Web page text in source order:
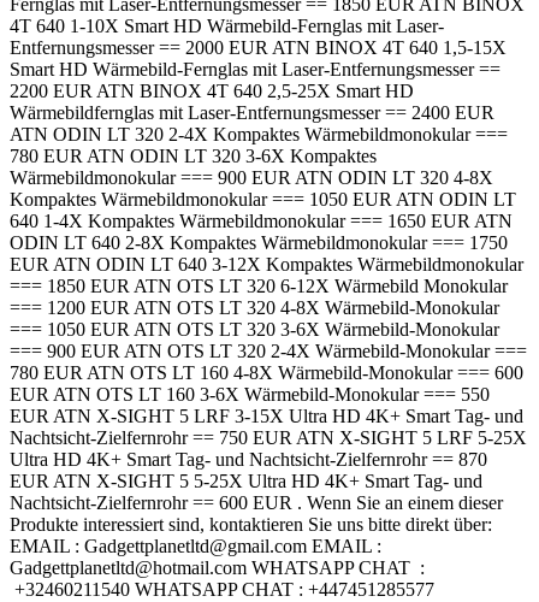
Fernglas mit Laser-Entfernungsmesser == 1850 EUR ATN BINOX
4T 640 1-10X Smart HD Wärmebild-Fernglas mit Laser-
Entfernungsmesser == 2000 EUR ATN BINOX 4T 640 1,5-15X
Smart HD Wärmebild-Fernglas mit Laser-Entfernungsmesser ==
2200 EUR ATN BINOX 4T 640 2,5-25X Smart HD
Wärmebildfernglas mit Laser-Entfernungsmesser == 2400 EUR
ATN ODIN LT 320 2-4X Kompaktes Wärmebildmonokular ===
780 EUR ATN ODIN LT 320 3-6X Kompaktes
Wärmebildmonokular === 900 EUR ATN ODIN LT 320 4-8X
Kompaktes Wärmebildmonokular === 1050 EUR ATN ODIN LT
640 1-4X Kompaktes Wärmebildmonokular === 1650 EUR ATN
ODIN LT 640 2-8X Kompaktes Wärmebildmonokular === 1750
EUR ATN ODIN LT 640 3-12X Kompaktes Wärmebildmonokular
=== 1850 EUR ATN OTS LT 320 6-12X Wärmebild Monokular
=== 1200 EUR ATN OTS LT 320 4-8X Wärmebild-Monokular
=== 1050 EUR ATN OTS LT 320 3-6X Wärmebild-Monokular
=== 900 EUR ATN OTS LT 320 2-4X Wärmebild-Monokular ===
780 EUR ATN OTS LT 160 4-8X Wärmebild-Monokular === 600
EUR ATN OTS LT 160 3-6X Wärmebild-Monokular === 550
EUR ATN X-SIGHT 5 LRF 3-15X Ultra HD 4K+ Smart Tag- und
Nachtsicht-Zielfernrohr == 750 EUR ATN X-SIGHT 5 LRF 5-25X
Ultra HD 4K+ Smart Tag- und Nachtsicht-Zielfernrohr == 870
EUR ATN X-SIGHT 5 5-25X Ultra HD 4K+ Smart Tag- und
Nachtsicht-Zielfernrohr == 600 EUR . Wenn Sie an einem dieser
Produkte interessiert sind, kontaktieren Sie uns bitte direkt über:
EMAIL : Gadgettplanetltd@gmail.com EMAIL :
Gadgettplanetltd@hotmail.com WHATSAPP CHAT :
+32460211540 WHATSAPP CHAT : +447451285577